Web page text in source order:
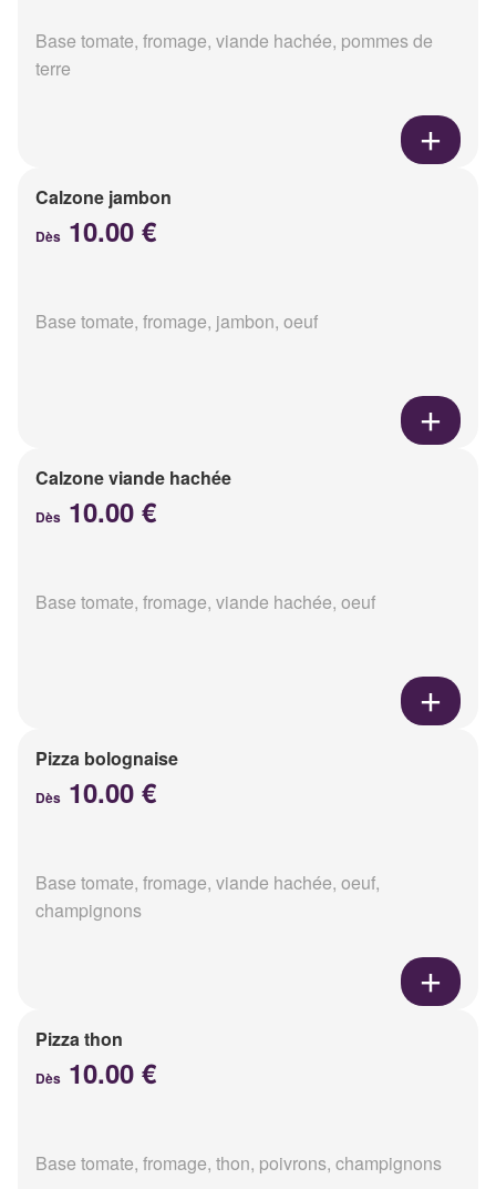
Base tomate, fromage, viande hachée, pommes de
terre
Calzone jambon
Dès 10.00 €
Base tomate, fromage, jambon, oeuf
Calzone viande hachée
Dès 10.00 €
Base tomate, fromage, viande hachée, oeuf
Pizza bolognaise
Dès 10.00 €
Base tomate, fromage, viande hachée, oeuf,
champignons
Pizza thon
Dès 10.00 €
Base tomate, fromage, thon, poivrons, champignons